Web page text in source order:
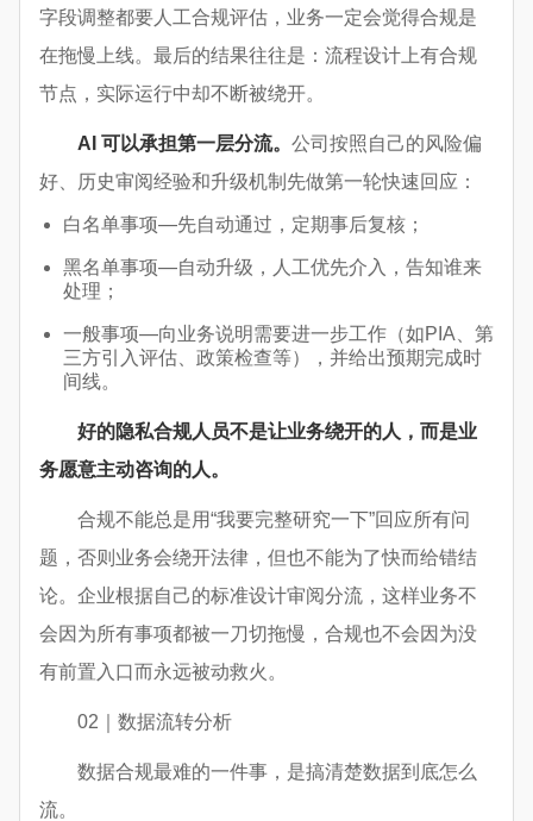
字段调整都要人工合规评估，业务一定会觉得合规是
在拖慢上线。最后的结果往往是：流程设计上有合规
节点，实际运行中却不断被绕开。
AI 可以承担第一层分流。 公司按照自己的风险偏
好、历史审阅经验和升级机制先做第一轮快速回应：
白名单事项—先自动通过，定期事后复核；
黑名单事项—自动升级，人工优先介入，告知谁来
处理；
一般事项—向业务说明需要进一步工作（如PIA、第
三方引入评估、政策检查等），并给出预期完成时
间线。
好的隐私合规人员不是让业务绕开的人，而是业
务愿意主动咨询的人。
合规不能总是用“我要完整研究一下”回应所有问
题，否则业务会绕开法律，但也不能为了快而给错结
论。企业根据自己的标准设计审阅分流，这样业务不
会因为所有事项都被一刀切拖慢，合规也不会因为没
有前置入口而永远被动救火。
02｜数据流转分析
数据合规最难的一件事，是搞清楚数据到底怎么
流。